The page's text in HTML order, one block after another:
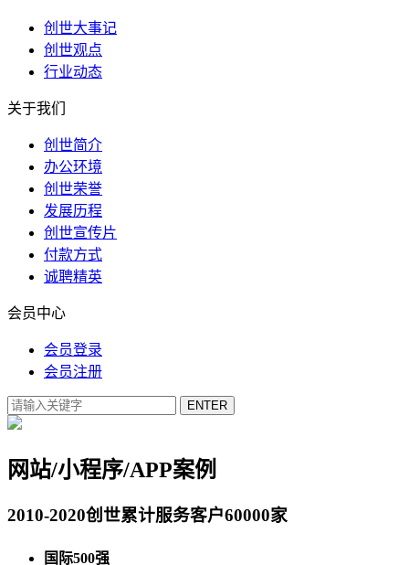
创世大事记
创世观点
行业动态
关于我们
创世简介
办公环境
创世荣誉
发展历程
创世宣传片
付款方式
诚聘精英
会员中心
会员登录
会员注册
网站/小程序/APP案例
2010-2020创世累计服务客户60000家
国际500强